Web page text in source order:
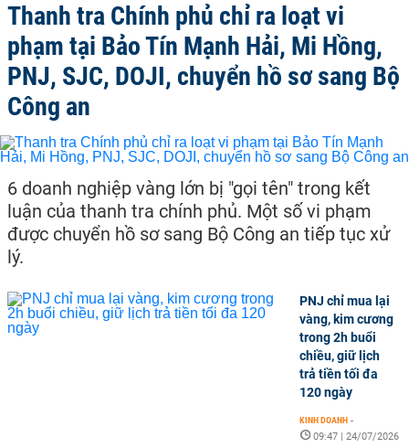
Thanh tra Chính phủ chỉ ra loạt vi
phạm tại Bảo Tín Mạnh Hải, Mi Hồng,
PNJ, SJC, DOJI, chuyển hồ sơ sang Bộ
Công an
6 doanh nghiệp vàng lớn bị "gọi tên" trong kết
luận của thanh tra chính phủ. Một số vi phạm
được chuyển hồ sơ sang Bộ Công an tiếp tục xử
lý.
PNJ chỉ mua lại
vàng, kim cương
trong 2h buổi
chiều, giữ lịch
trả tiền tối đa
120 ngày
KINH DOANH -
09:47 | 24/07/2026